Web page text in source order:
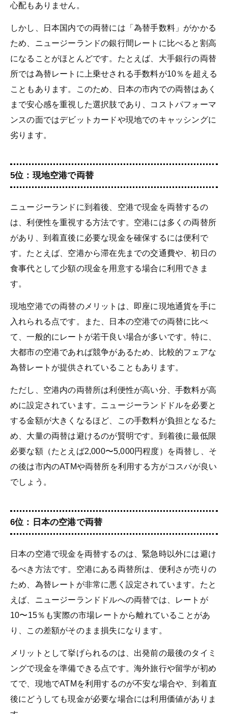
心配もありません。
しかし、日本国内での両替には「為替手数料」がかかる
ため、ニュージーランドの銀行間レートに比べると割高
になることがほとんどです。たとえば、大手銀行の両替
所では為替レートに上乗せされる手数料が10％を超える
こともあります。このため、日本の市内での両替はあく
まで安心感を重視した選択肢であり、コストパフォーマ
ンスの面ではデビットカードや現地でのキャッシングに
劣ります。
5位：現地空港で両替
ニュージーランドに到着後、空港で現金を両替するの
は、利便性を重視する方法です。空港には多くの両替所
があり、到着直後に必要な現金を確保するには便利で
す。たとえば、空港から滞在先までの交通費や、初日の
食事代として少額の現金を用意する場合に利用できま
す。
現地空港での両替のメリットは、即座に現地通貨を手に
入れられる点です。また、日本の空港での両替に比べ
て、一般的にレートが若干良い場合が多いです。特に、
大都市の空港であれば競争があるため、比較的フェアな
為替レートが提供されていることもあります。
ただし、空港内の両替所は利便性が高い分、手数料が高
めに設定されています。ニュージーランドドルを必要と
する金額が大きくなるほど、この手数料が負担となるた
め、大量の両替は避けるのが賢明です。到着後に最低限
必要な額（たとえば2,000〜5,000円程度）を両替し、そ
の後は市内のATMや両替所を利用する方がコスパが良い
でしょう。
6位：日本の空港で両替
日本の空港で現金を両替するのは、緊急時以外には避け
るべき方法です。空港にある両替所は、便利さが売りの
ため、為替レートが非常に悪く設定されています。たと
えば、ニュージーランドドルへの両替では、レートが
10〜15％も実際の市場レートから離れていることがあ
り、この差額がそのまま損失になります。
メリットとして挙げられるのは、出発前の最後のタイミ
ングで現金を準備できる点です。海外旅行や留学が初め
てで、現地でATMを利用するのが不安な場合や、到着直
後にどうしても現金が必要な場合には利用価値がありま